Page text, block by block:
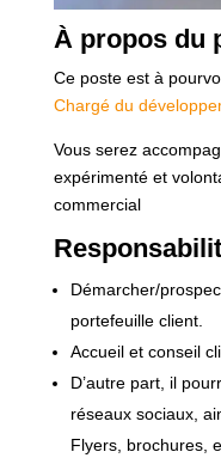
À propos du
Ce poste est à
Chargé du
Vous serez
expérimenté et
commercial
Démarcher/
portefeuille client.
Accueil et conseil
D’autre part, il
réseaux sociaux,
Flyers, brochures,